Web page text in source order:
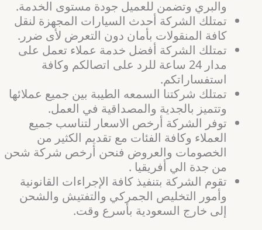
والبري وتضمن للعميل جودة مستوى الخدمة.
تمتلك الشركة أحدث السيارات المجهزة لنقل
كافة المنقولات بأمان دون التعرض لأى ضرر.
تمتلك الشركة أفضل خدمة عملاء تعمل على
مدار 24 ساعة للرد على اتصالكم وكافة
استفساراتكم.
تمتلك شركتنا السمعه الطيبة بين جميع عملائها
وتتميز بالجدية والمصداقية في العمل.
توفر الشركة أرخص الاسعار لتناسب جميع
العملاء وكافة الفئات مع تقديم الكثير من
الخصومات والعروض فنحن أرخص شركة شحن
من جدة الي أفريقيا .
تقوم الشركة بتنفيذ كافة الإجراءات القانونية
وأمور التخليص الجمركي والتفتيش والشحن
إلى خارج السعودية بأسرع وقت.